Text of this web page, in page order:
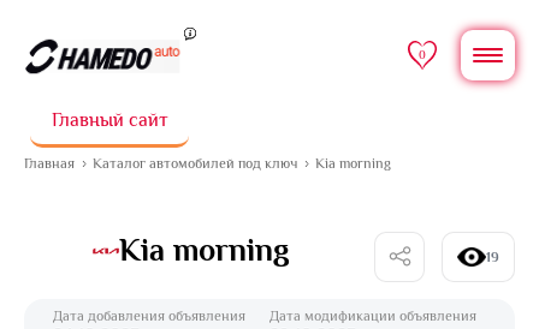
0
Главный сайт
Главная Каталог автомобилей под ключ Kia morning
Kia morning 19
Дата добавления объявления Дата модификации объявления